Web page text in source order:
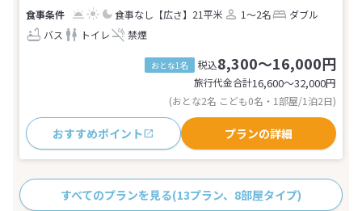
食事なし 【広さ】21平米 1～2名
ダブル
バス
トイレ 禁煙
おとな1名 税込8,300～16,000円
旅行代金合計16,600〜32,000円
(おとな2名 こども0名・1部屋/1泊2日)
おすすめポイント プランの詳細
すべてのプランを見る(13プラン、8部屋タイプ)